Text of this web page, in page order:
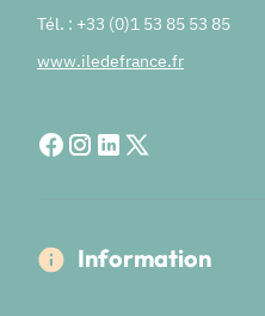
Tél. : +33 (0)1 53 85 53 85
www.iledefrance.fr
Information